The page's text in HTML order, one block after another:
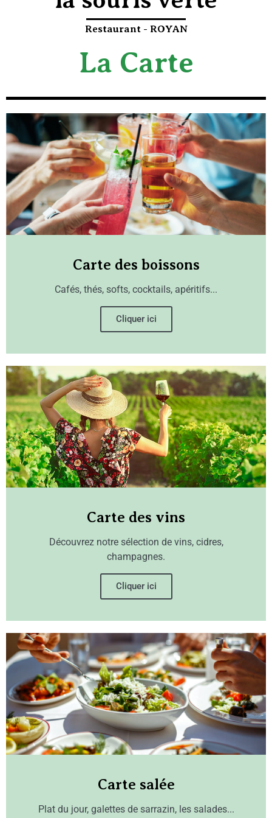
Restaurant - ROYAN
La Carte
Carte des boissons
Cafés, thés, softs, cocktails, apéritifs...
Cliquer ici
Carte des vins
Découvrez notre sélection de vins, cidres,
champagnes.
Cliquer ici
Carte salée
Plat du jour, galettes de sarrazin, les salades...